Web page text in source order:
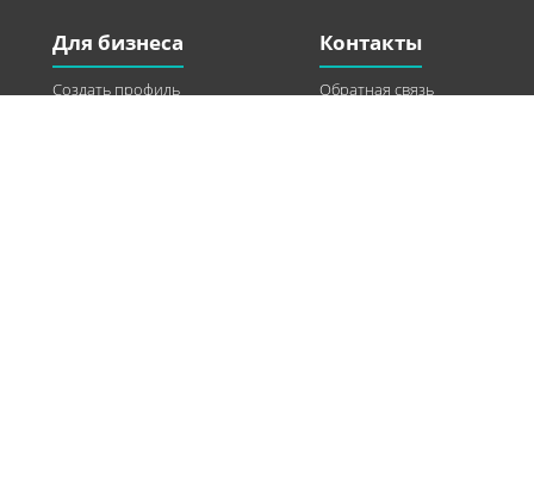
Для бизнеса
Создать профиль
Контакты
Обратная связь